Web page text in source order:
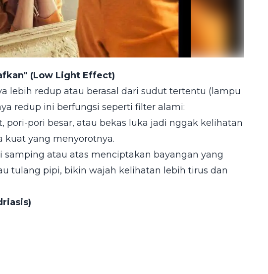
(Low Light Effect)
lebih redup atau berasal dari sudut tertentu (lampu
redup ini berfungsi seperti filter alami:
pori-pori besar, atau bekas luka jadi nggak kelihatan
kuat yang menyorotnya.
samping atau atas menciptakan bayangan yang
tulang pipi, bikin wajah kelihatan lebih tirus dan